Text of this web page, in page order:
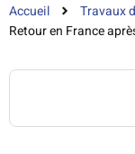
Accueil Travaux
Retour en France